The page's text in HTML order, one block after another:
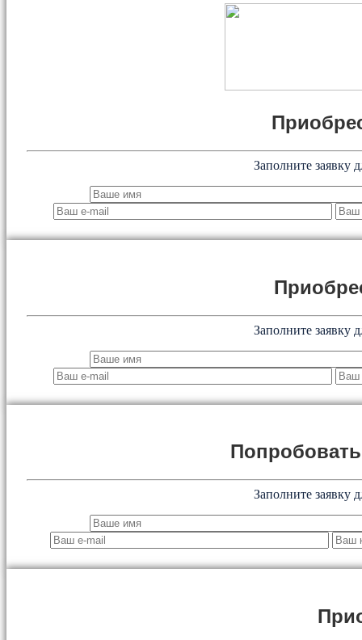
Заполните заявку
Заполните заявку
Заполните заявку